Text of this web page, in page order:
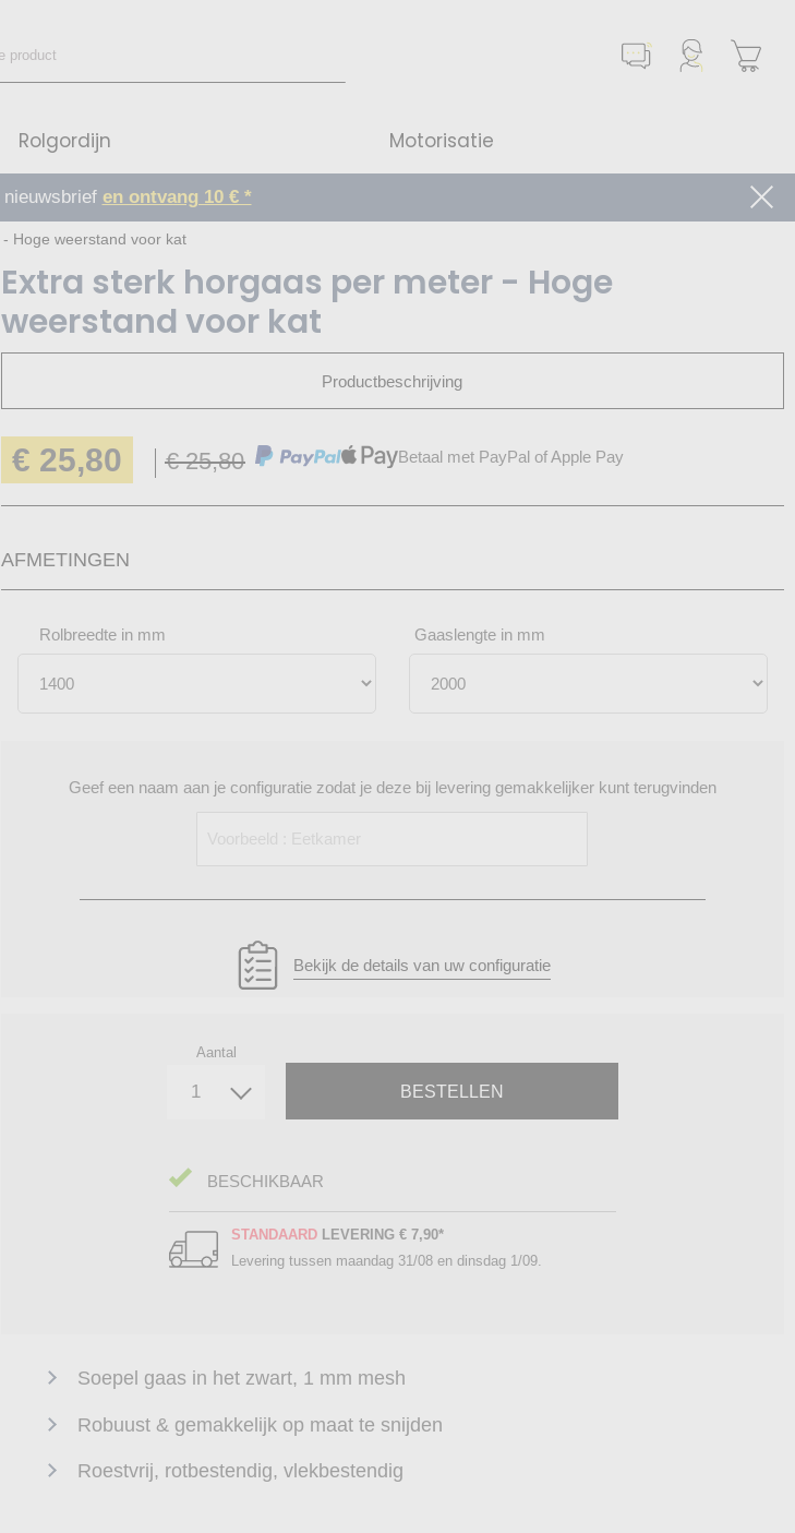
Rolgordijn Motorisatie
en ontvang 10 € *
ook naar België!
Hoge weerstand voor kat
Extra sterk horgaas per meter - Hoge
weerstand voor kat
Productbeschrijving
€ 25,80 € 25,80 Betaal met PayPal of Apple Pay
AFMETINGEN
Rolbreedte in mm Gaaslengte in mm
Geef een naam aan je configuratie zodat je deze bij levering gemakkelijker kunt terugvinden
Bekijk de details van uw configuratie
Aantal
BESTELLEN
BESCHIKBAAR
STANDAARD LEVERING€ 7,90*
Levering tussen maandag 31/08 en dinsdag 1/09.
Soepel gaas in het zwart, 1 mm mesh
Robuust & gemakkelijk op maat te snijden
Roestvrij, rotbestendig, vlekbestendig